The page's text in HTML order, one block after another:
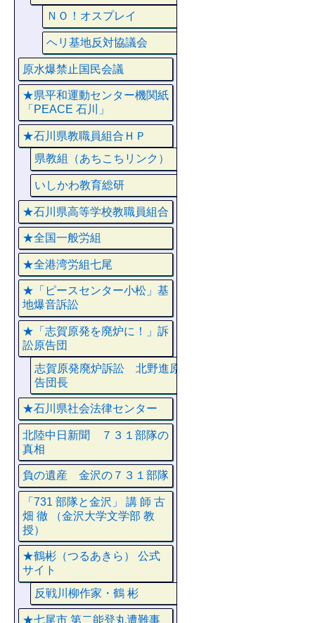
ＮＯ！オスプレイ
ヘリ基地反対協議会
原水爆禁止国民会議
★県平和運動センター機関紙
「PEACE 石川」
★石川県教職員組合ＨＰ
県教組（あちこちリンク）
いしかわ教育総研
★石川県高等学校教職員組合
★全国一般労組
★全港湾労組七尾
★「ピースセンター小松」基
地爆音訴訟
★「志賀原発を廃炉に！」訴
訟原告団
志賀原発廃炉訴訟 北野進原
告団長
★石川県社会法律センター
北陸中日新聞 ７３１部隊の
真相
負の遺産 金沢の７３１部隊
「731 部隊と金沢」 講 師 古
畑 徹 （金沢大学文学部 教
授）
★鶴彬（つるあきら） 公式
サイト
反戦川柳作家・鶴 彬
★七尾市 第二能登丸遭難事